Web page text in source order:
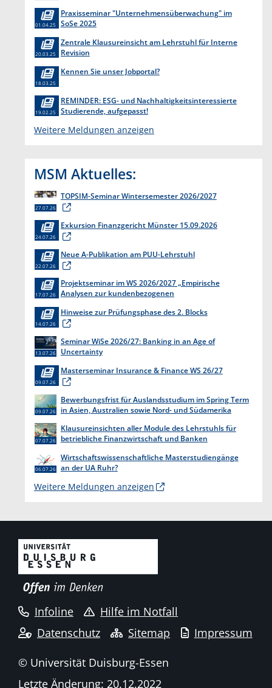
Praxisseminar "Unternehmensüberwachung" im
SoSe 2025
01.04.25
Zentrale Klausureinsicht am Lehrstuhl für Interne
Revision
20.03.25
Kennen Sie unser Jobportal?
18.03.25
REMINDER: ESG- und Nachhaltigkeitsinteressierte
Studierende, aufgepasst!
19.02.25
Weitere Meldungen anzeigen
MSM Aktuelles:
TOPSIM-Seminar Wintersemester 2026/2027
27.07.26
Exkursion Finanzgericht Münster 15.09.2026
24.07.26
Neue A-Publikation am PUU-Lehrstuhl
22.07.26
Projektseminar im WS 2026/2027 „Empirische
Analysen zur kundenbezogenen
17.07.26
Hinweise zur Prüfungsphase des 2. Blocks
14.07.26
Seminar WiSe 2026/27: Banking in an Age of
Uncertainty
13.07.26
Masterseminar Insurance & Finance WS 26/27
09.07.26
Bewerbungsfrist für Auslandsstudium im Spring Term
in Asien, Australien sowie Nord- und Südamerika
09.07.26
Klausureinsichten aller Module des Lehrstuhls für
betriebliche Finanzwirtschaft und Banken
07.07.26
Wirtschaftswissenschaftliche Masterstudiengänge
an der UA Ruhr?
06.07.26
Weitere Meldungen anzeigen
Infoline
Hilfe im Notfall
Datenschutz
Sitemap Impressum
© Universität Duisburg-Essen
Letzte Änderung: 20.12.2022